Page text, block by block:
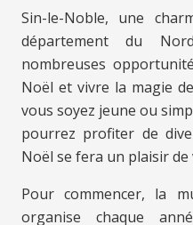
Sin-le-Noble, une
département du
nombreuses
Noël et vivre la magie
vous soyez jeune ou
pourrez profiter de
Noël se fera un plaisir de
Pour commencer, la
organise chaque